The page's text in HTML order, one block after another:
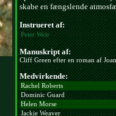
skabe en fængslende
Instrueret af:
Peter Weir
Manuskript af:
Cliff Green efter en roman af
Medvirkende:
Rachel Roberts
Dominic Guard
Helen Morse
Jackie Weaver